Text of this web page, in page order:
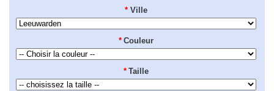
* Ville
* Couleur
* Taille